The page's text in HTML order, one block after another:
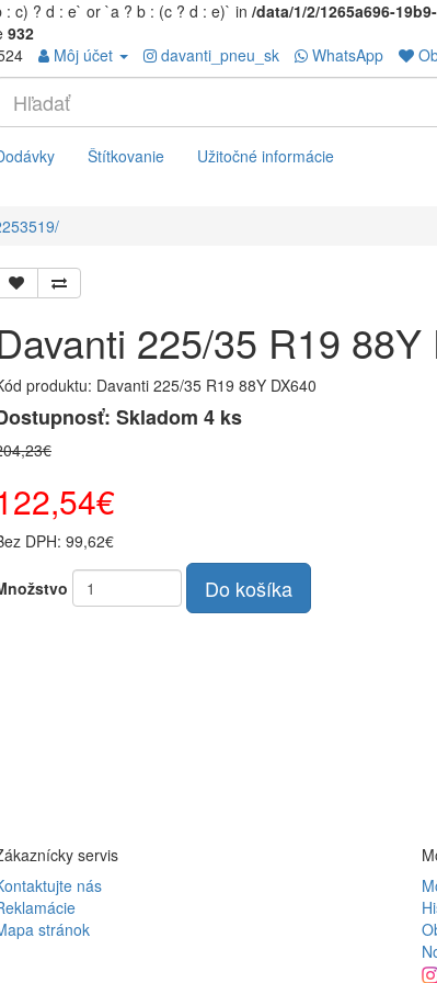
c) ? d : e` or `a ? b : (c ? d : e)` in /data/1/2/1265a696-
932
Môj účet davanti_pneu_sk WhatsApp
Štítkovanie Užitočné informácie
225/35 R19
produktu: Davanti 225/35 R19 88Y DX640
Skladom 4 ks
DPH: 99,62€
Do košíka
servis
nás
stránok